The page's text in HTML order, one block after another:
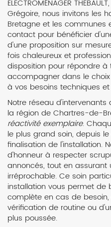
ELECTROMÉNAGER
Grégoire, nous invitons les
Bretagne et les communes
contact pour bénéficier
d'une proposition sur
fois chaleureux et
disposition pour répondre
accompagner dans le
à vos besoins techniques
Notre réseau
la région de Chartres-de-
réactivité exemplaire.
le plus grand soin, depuis
finalisation de l'installation.
d'honneur à respecter
annoncés, tout en assurant
irréprochable. Ce soin
installation vous permet de
complète en cas de
vérification de routine ou
plus poussée.